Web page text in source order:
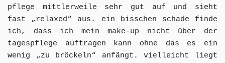
pflege mittlerweile sehr gut auf und sieht
fast „relaxed“ aus. ein bisschen schade finde
ich, dass ich mein make-up nicht über der
tagespflege auftragen kann ohne das es ein
wenig „zu bröckeln“ anfängt. vielleicht liegt